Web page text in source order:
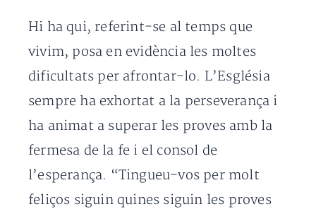
Hi ha qui, referint-se al temps que
vivim, posa en evidència les moltes
dificultats per afrontar-lo. L’Església
sempre ha exhortat a la perseverança i
ha animat a superar les proves amb la
fermesa de la fe i el consol de
l’esperança. “Tingueu-vos per molt
feliços siguin quines siguin les proves